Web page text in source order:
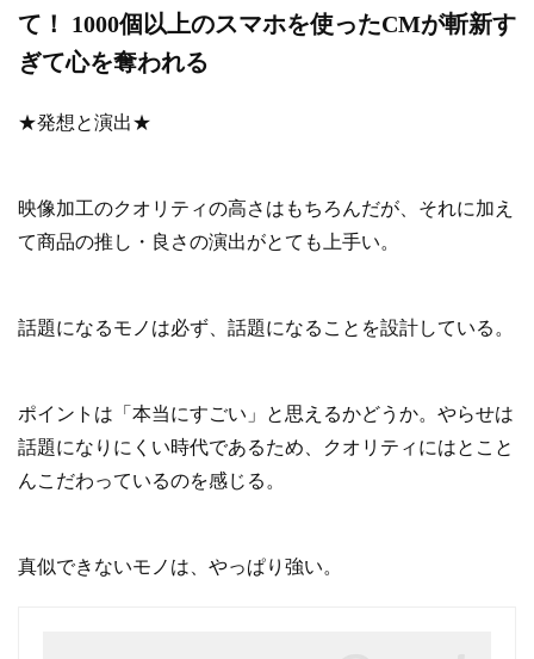
て！ 1000個以上のスマホを使ったCMが斬新す
ぎて心を奪われる
★発想と演出★
映像加工のクオリティの高さはもちろんだが、それに加え
て商品の推し・良さの演出がとても上手い。
話題になるモノは必ず、話題になることを設計している。
ポイントは「本当にすごい」と思えるかどうか。やらせは
話題になりにくい時代であるため、クオリティにはとこと
んこだわっているのを感じる。
真似できないモノは、やっぱり強い。